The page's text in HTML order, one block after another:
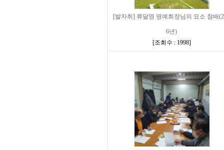
[발자취] 류달영 명예회장님의 묘소 참배
6년)
[조회수 : 1998]